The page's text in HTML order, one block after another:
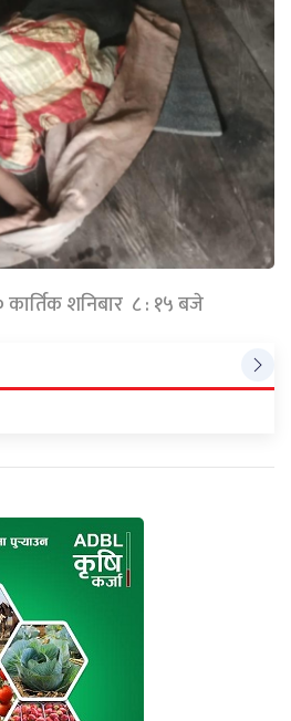
कार्तिक शनिबार ८ : १५ बजे